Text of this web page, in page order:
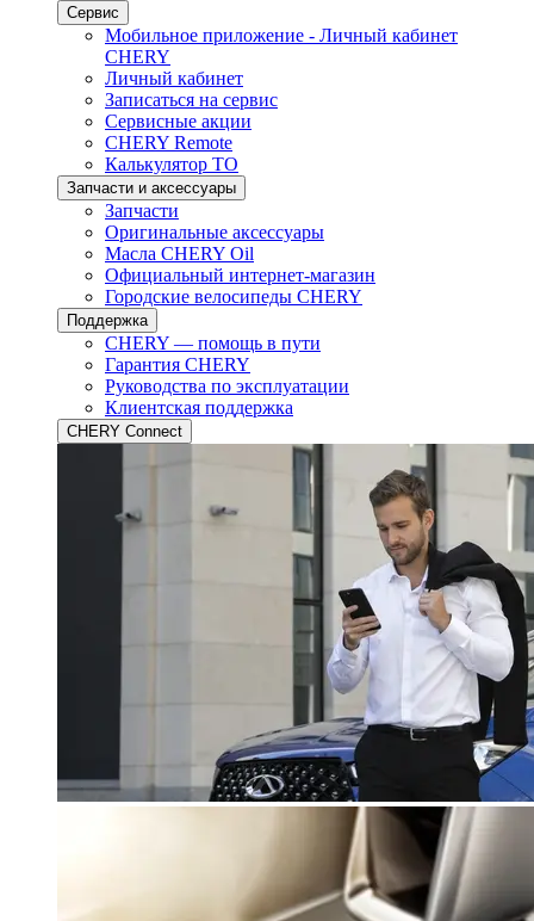
Сервис
Мобильное приложение - Личный кабинет
CHERY
Личный кабинет
Записаться на сервис
Сервисные акции
CHERY Remote
Калькулятор ТО
Запчасти и аксессуары
Запчасти
Оригинальные аксессуары
Масла CHERY Oil
Официальный интернет-магазин
Городские велосипеды CHERY
Поддержка
CHERY — помощь в пути
Гарантия CHERY
Руководства по эксплуатации
Клиентская поддержка
CHERY Connect